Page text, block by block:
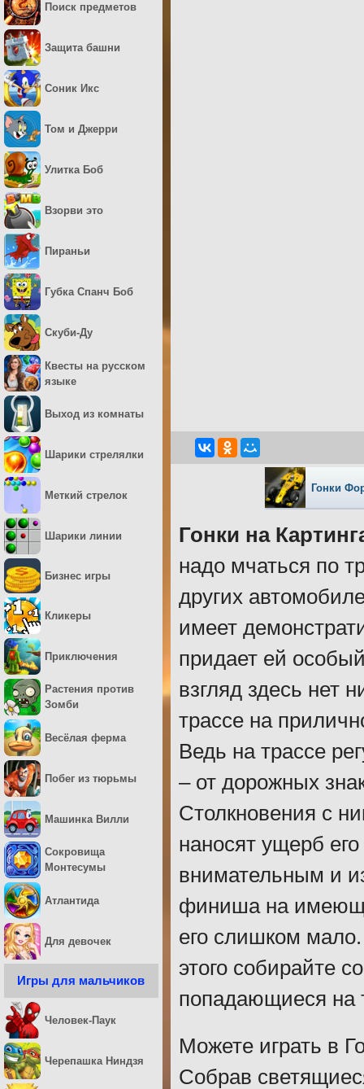
Гонки
Гонки на
надо мчаться по
других
имеет
придает ей
взгляд здесь нет
трассе на
Ведь на трассе
– от дорожных
Столкновения с
наносят ущерб
внимательным и
финиша на
его слишком
этого собирайте
попадающиеся на
Можете играть в
Собрав
Поиск предметов
Защита башни
Соник Икс
Том и Джерри
Улитка Боб
Взорви это
Пираньи
Губка Спанч Боб
Скуби-Ду
Квесты на русском
языке
Выход из комнаты
Шарики стрелялки
Меткий стрелок
Шарики линии
Бизнес игры
Кликеры
Приключения
Растения против
Зомби
Весёлая ферма
Побег из тюрьмы
Машинка Вилли
Сокровища
Монтесумы
Атлантида
Для девочек
Игры для мальчиков
Человек-Паук
Черепашка Ниндзя